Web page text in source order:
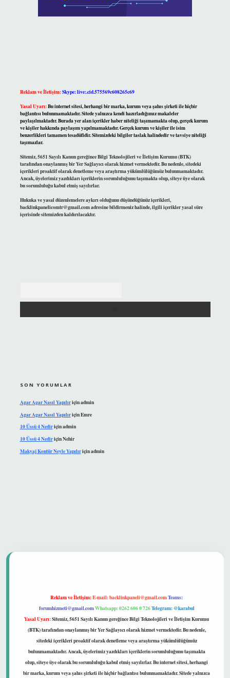
Reklam ve İletişim:Skype: live:.cid.575569c608265c69
Yasal Uyarı:Bu internet sitesi, herhangi bir marka, kurum veya şahıs şirketi ile hiçbir
bağlantısı bulunmamaktadır. Sitede yalnızca kendi hazırladığımız makaleler
paylaşılmaktadır. Burada yer alan içerikler haber niteliği taşımamakta olup, gerçek kurum
ve kişiler hakkında paylaşım yapılmamaktadır. Gerçek kurum ve kişiler ile isim
benzerlikleri tamamen tesadüfidir. Sitemizdeki bilgiler taslak halindedir ve tavsiye niteliği
taşımazlar.
Sitemiz, 5651 Sayılı Kanun gereğince Bilgi Teknolojileri ve İletişim Kurumu (BTK)
tarafından onaylanmış bir Yer Sağlayıcı olarak hizmet vermektedir. Bu nedenle, sitedeki
içerikleri proaktif olarak denetleme veya araştırma yükümlülüğümüz bulunmamaktadır.
Ancak, üyelerimiz yazdıkları içeriklerin sorumluluğunu taşımakta olup, siteye üye olarak
bu sorumluluğu kabul etmiş sayılırlar.
Hukuka ve yasal düzenlemelere aykırı olduğunu düşündüğünüz içerikleri,
backlinkpanelicomtr@gmail.comadresine bildirmeniz halinde, ilgili içerikler yasal süre
içerisinde sitemizden kaldırılacaktır.
SON YORUMLAR
Agar Agar Nasıl Yapılıriçinadmin
Agar Agar Nasıl YapılıriçinEmre
10 Üssü 4 Nediriçinadmin
10 Üssü 4 NediriçinNehir
Makyaj Kontür Neyle Yapılıriçinadmin
Reklam ve İletişim:E-mail:backlinkpaneli@gmail.comTeams:
forumhizmeti@gmail.comWhatsapp: 0262 606 0 726Telegram: @karabul
Yasal Uyarı:Sitemiz, 5651 Sayılı Kanun gereğince Bilgi Teknolojileri ve İletişim Kurumu
(BTK) tarafından onaylanmış bir Yer Sağlayıcı olarak hizmet vermektedir. Bu nedenle,
sitedeki içerikleri proaktif olarak denetleme veya araştırma yükümlülüğümüz
bulunmamaktadır. Ancak, üyelerimiz yazdıkları içeriklerin sorumluluğunu taşımakta
olup, siteye üye olarak bu sorumluluğu kabul etmiş sayılırlar. Bu internet sitesi, herhangi
bir marka, kurum veya şahıs şirketi ile hiçbir bağlantısı bulunmamaktadır. Sitede yalnızca